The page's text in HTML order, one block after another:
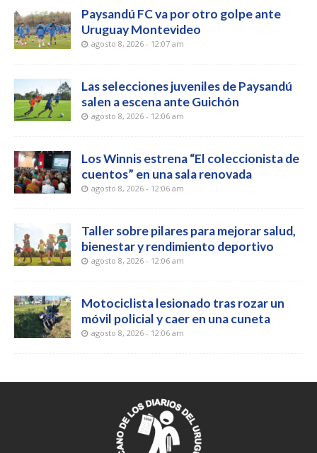
Paysandú FC va por otro golpe ante
Uruguay Montevideo
agosto 8, 2026 - 12:07 am
Las selecciones juveniles de Paysandú
salen a escena ante Guichón
agosto 8, 2026 - 12:06 am
Los Winnis estrena “El coleccionista de
cuentos” en una sala renovada
agosto 8, 2026 - 12:06 am
Taller sobre pilares para mejorar salud,
bienestar y rendimiento deportivo
agosto 8, 2026 - 12:06 am
Motociclista lesionado tras rozar un
móvil policial y caer en una cuneta
agosto 8, 2026 - 12:06 am